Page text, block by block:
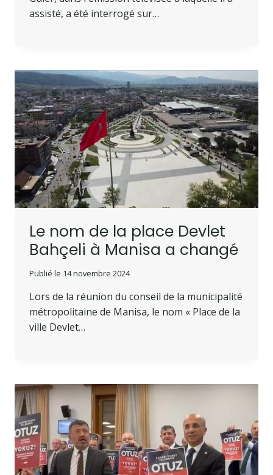
assisté, a été interrogé sur…
Le nom de la place Devlet
Bahçeli à Manisa a changé
Publié le 14 novembre 2024
Lors de la réunion du conseil de la municipalité
métropolitaine de Manisa, le nom « Place de la
ville Devlet…